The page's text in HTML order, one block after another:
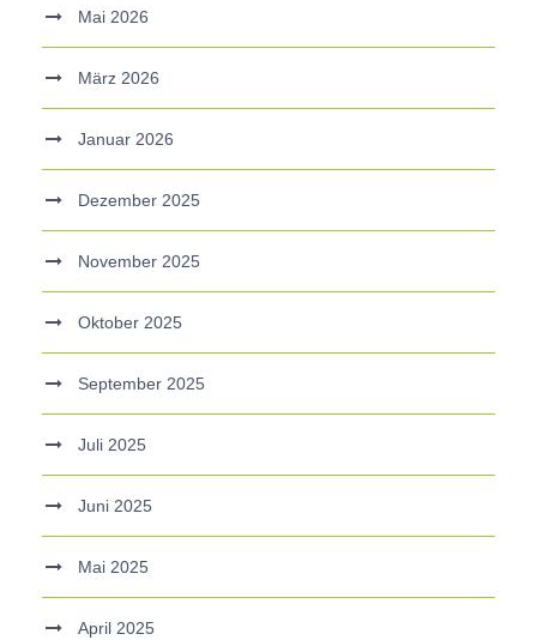
Mai 2026
März 2026
Januar 2026
Dezember 2025
November 2025
Oktober 2025
September 2025
Juli 2025
Juni 2025
Mai 2025
April 2025